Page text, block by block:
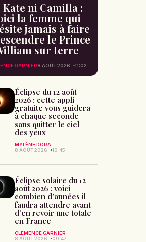
Kate ni Camilla :
la femme qui
jamais à faire
le Prince
sur terre
GARNIER8 AOÛT 2026 11:02
Éclipse du 12 août
2026 : cette appli
gratuite vous guidera
à chaque seconde
sans quitter le ciel
des yeux
MYLÈNE DORA
8 AOÛT 2026
10:45
Éclipse solaire du 12
août 2026 : voici
combien d’années il
faudra attendre avant
d’en revoir une totale
en France
CLÉMENCE GARNIER
8 AOÛT 2026
09:47